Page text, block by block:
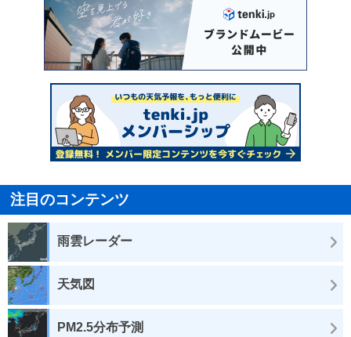
注目のコンテンツ
雨雲レーダー
天気図
PM2.5分布予測